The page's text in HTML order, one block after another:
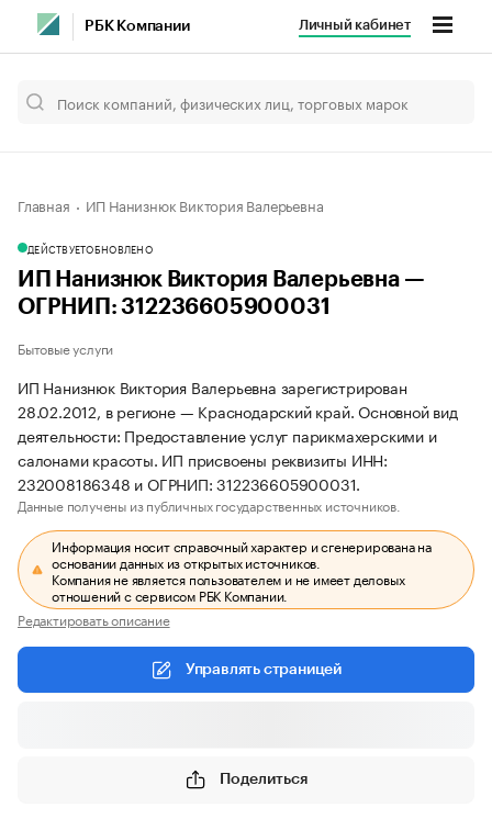
РБК Компании Личный кабинет
Главная ИП Нанизнюк Виктория Валерьевна
ДЕЙСТВУЕТОБНОВЛЕНО
ИП Нанизнюк Виктория Валерьевна —
ОГРНИП: 312236605900031
Бытовые услуги
ИП Нанизнюк Виктория Валерьевна зарегистрирован
28.02.2012, в регионе — Краснодарский край. Основной вид
деятельности: Предоставление услуг парикмахерскими и
салонами красоты. ИП присвоены реквизиты ИНН:
232008186348 и ОГРНИП: 312236605900031.
Данные получены из публичных государственных источников.
Информация носит справочный характер и сгенерирована на
основании данных из открытых источников.
Компания не является пользователем и не имеет деловых
отношений с сервисом РБК Компании.
Редактировать описание
Управлять страницей
Поделиться